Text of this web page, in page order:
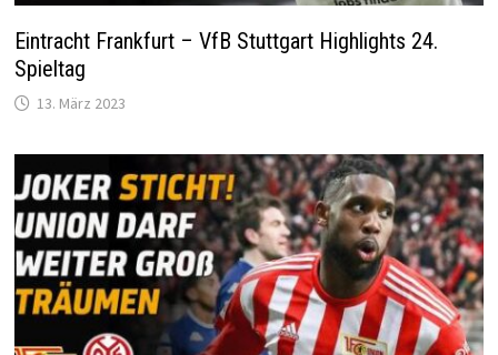
Eintracht Frankfurt – VfB Stuttgart Highlights 24.
Spieltag
13. März 2023